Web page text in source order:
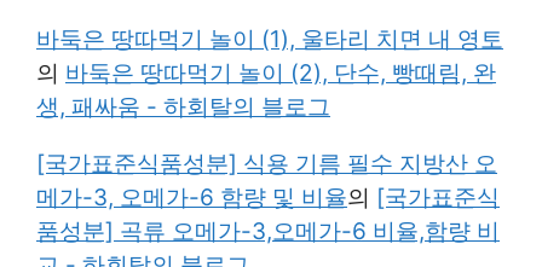
바둑은 땅따먹기 놀이 (1), 울타리 치면 내 영토
의 바둑은 땅따먹기 놀이 (2), 단수, 빵때림, 완
생, 패싸움 - 하회탈의 블로그
[국가표준식품성분] 식용 기름 필수 지방산 오
메가-3, 오메가-6 함량 및 비율의 [국가표준식
품성분] 곡류 오메가-3,오메가-6 비율,함량 비